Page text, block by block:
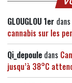
GLOUGLOU 1er dans
cannabis sur les
Qi_depoule dans
jusqu’à 38°C